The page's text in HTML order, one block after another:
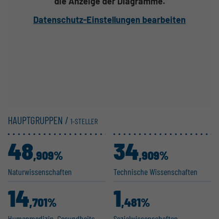
Datenschutz-Einstellungen bearbeiten
HAUPTGRUPPEN / 1-STELLER
Natur­wis­sen­schaften
48,909%
Technische Wissen­schaften
34,909%
14,701% 1,481%